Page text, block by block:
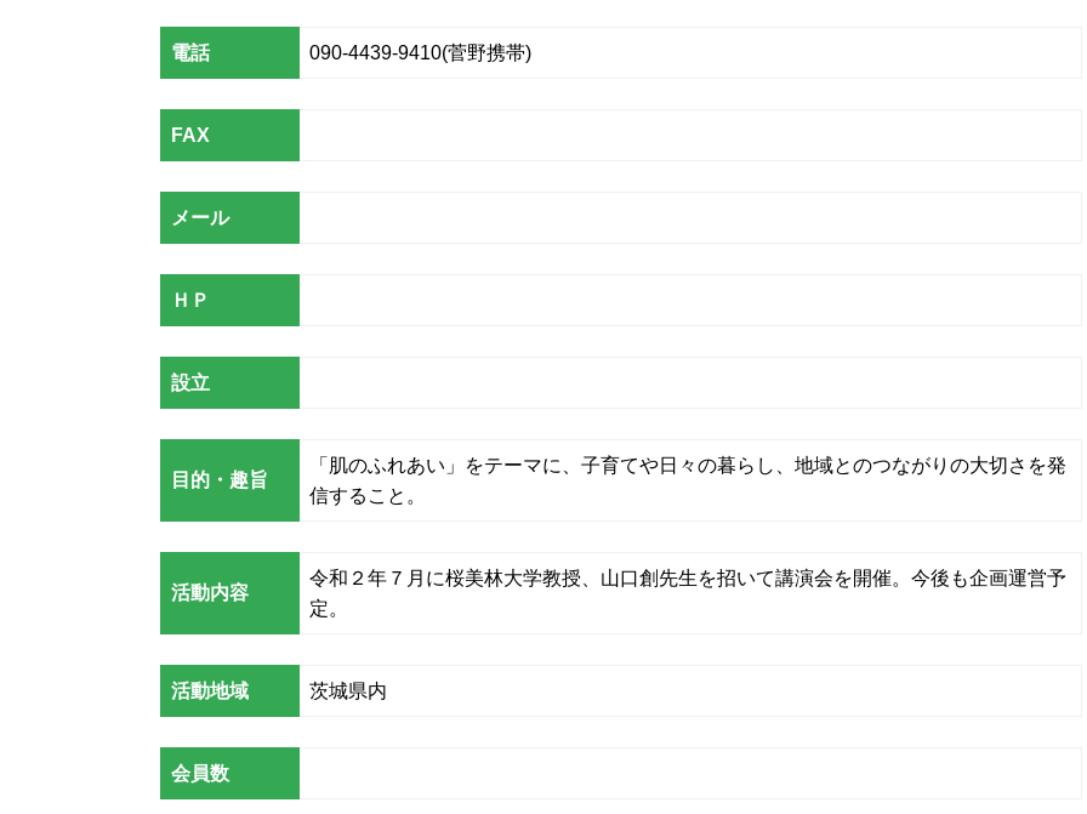
電話 090-4439-9410(菅野携帯)
FAX
メール
ＨＰ
設立
目的・趣旨
「肌のふれあい」をテーマに、子育てや日々の暮らし、地域とのつながりの大切さを発
信すること。
活動内容
令和２年７月に桜美林大学教授、山口創先生を招いて講演会を開催。今後も企画運営予
定。
活動地域 茨城県内
会員数